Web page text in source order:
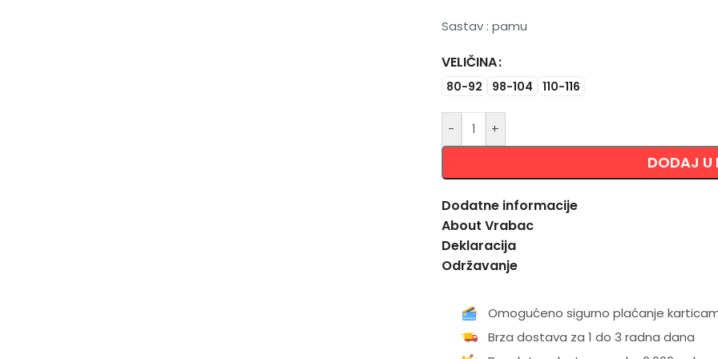
Sastav : pamu
VELIČINA
80-92 98-104 110-116
- +
DODAJ U
Alternative:
Dodatne informacije
About Vrabac
Deklaracija
Održavanje
Omogućeno sigurno plaćanje
Brza dostava za 1 do 3 radna dana